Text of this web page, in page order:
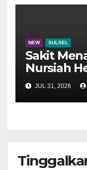
NEW SULSEL
Sakit
Nursiah
Terakhir
JUL 31, 2026